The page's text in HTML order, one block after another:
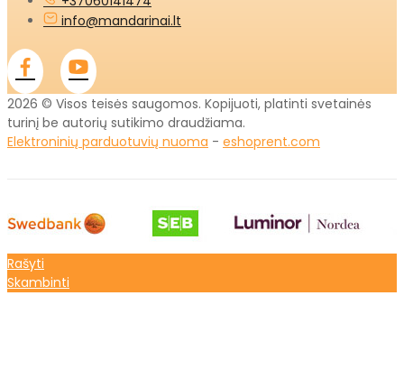
info@mandarinai.lt
2026 © Visos teisės saugomos. Kopijuoti, platinti svetainės
turinį be autorių sutikimo draudžiama.
Elektroninių parduotuvių nuoma - eshoprent.com
Rašyti
Skambinti